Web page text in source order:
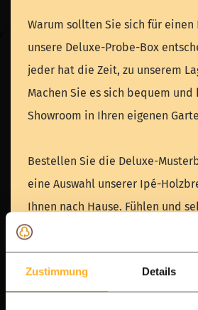
Zustimmung Details
Warum sollten Sie sich für einen
unsere Deluxe-Probe-Box
jeder hat die Zeit, zu unserem
Machen Sie es sich bequem und
Showroom in Ihren eigenen
Bestellen Sie die Deluxe-
eine Auswahl unserer Ipé-
Ihnen nach Hause. Fühlen und
Qualität: Erleben Sie die seidig-
und die einzigartigen
unseres FAS-